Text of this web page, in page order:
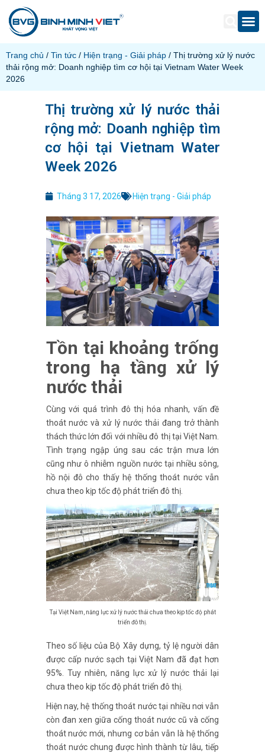
Trang chủ / Tin tức / Hiện trạng - Giải pháp / Thị trường xử lý nước
thải rộng mở: Doanh nghiệp tìm cơ hội tại Vietnam Water Week
2026
Thị trường xử lý nước thải
rộng mở: Doanh nghiệp tìm
cơ hội tại Vietnam Water
Week 2026
Tháng 3 17, 2026 Hiện trạng - Giải pháp
Tồn tại khoảng trống
trong hạ tầng xử lý
nước thải
Cùng với quá trình đô thị hóa nhanh, vấn đề
thoát nước và xử lý nước thải đang trở thành
thách thức lớn đối với nhiều đô thị tại Việt Nam.
Tình trạng ngập úng sau các trận mưa lớn
cũng như ô nhiễm nguồn nước tại nhiều sông,
hồ nội đô cho thấy hệ thống thoát nước vẫn
chưa theo kịp tốc độ phát triển đô thị.
Tại Việt Nam, năng lực xử lý nước thải chưa theo kịp tốc độ phát
triển đô thị.
Theo số liệu của Bộ Xây dựng, tỷ lệ người dân
được cấp nước sạch tại Việt Nam đã đạt hơn
95%. Tuy nhiên, năng lực xử lý nước thải lại
chưa theo kịp tốc độ phát triển đô thị.
Hiện nay, hệ thống thoát nước tại nhiều nơi vẫn
còn đan xen giữa cống thoát nước cũ và cống
thoát nước mới, nhưng cơ bản vẫn là hệ thống
thoát nước chung được hình thành từ lâu, tiếp